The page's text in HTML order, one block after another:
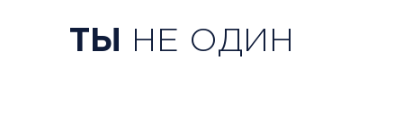
ТЫ НЕ ОДИН